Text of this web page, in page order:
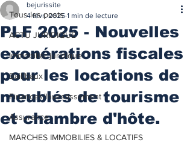
Tous les posts
ACTU JURIDIQUE
Immobilier juridique
Bail/baux
Finances/Investissement
Assurance
MARCHES IMMOBILIES & LOCATIFS
PLF 2025 - Nouvelles
exonérations fiscales
pour les locations de
meublés de tourisme
et chambre d'hôte.
bejurissite
4 févr. 2025 1 min de lecture